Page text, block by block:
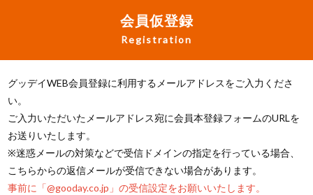
会員仮登録
Registration
グッデイWEB会員登録に利用するメールアドレスをご入力くださ
い。
ご入力いただいたメールアドレス宛に会員本登録フォームのURLを
お送りいたします。
※迷惑メールの対策などで受信ドメインの指定を行っている場合、
こちらからの返信メールが受信できない場合があります。
事前に「@gooday.co.jp」の受信設定をお願いいたします。